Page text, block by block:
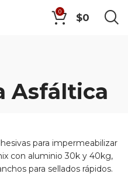
0 $0
Asfáltica
para impermeabilizar
con aluminio 30k y 40kg,
para sellados rápidos.